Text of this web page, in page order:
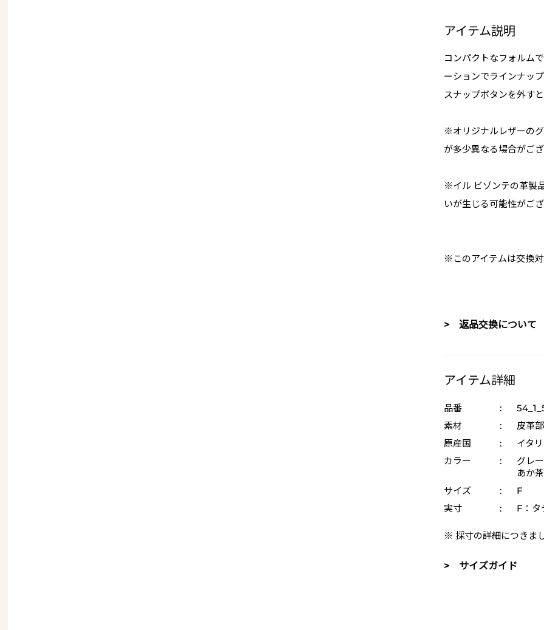
アイテム説明
コンパクトなフォルム
ーションでラインナッ
スナップボタンを外す
※オリジナルレザーの
が多少異なる場合がご
※イル ビゾンテの革製
いが生じる可能性がご
※このアイテムは交換
> 返品交換について
アイテム詳細
品番 :
素材
:
皮革
原産国
:
イタ
カラー
:
グレ
あか
サイズ
:
F
実寸
: F：タ
※ 採寸の詳細につきま
> サイズガイド